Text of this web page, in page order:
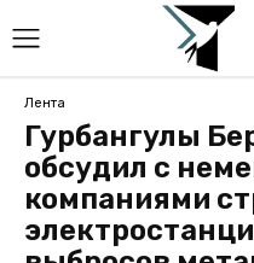
Лента
Гурбангулы
обсудил с
компаниями